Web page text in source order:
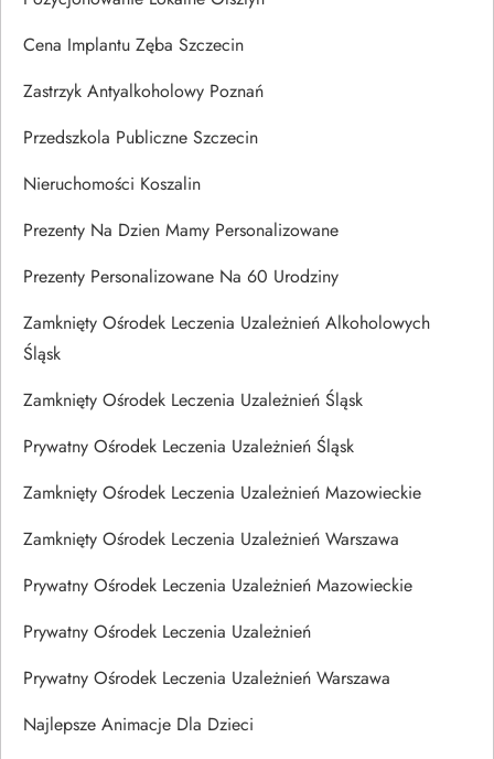
Cena Implantu Zęba Szczecin
Zastrzyk Antyalkoholowy Poznań
Przedszkola Publiczne Szczecin
Nieruchomości Koszalin
Prezenty Na Dzien Mamy Personalizowane
Prezenty Personalizowane Na 60 Urodziny
Zamknięty Ośrodek Leczenia Uzależnień Alkoholowych
Śląsk
Zamknięty Ośrodek Leczenia Uzależnień Śląsk
Prywatny Ośrodek Leczenia Uzależnień Śląsk
Zamknięty Ośrodek Leczenia Uzależnień Mazowieckie
Zamknięty Ośrodek Leczenia Uzależnień Warszawa
Prywatny Ośrodek Leczenia Uzależnień Mazowieckie
Prywatny Ośrodek Leczenia Uzależnień
Prywatny Ośrodek Leczenia Uzależnień Warszawa
Najlepsze Animacje Dla Dzieci